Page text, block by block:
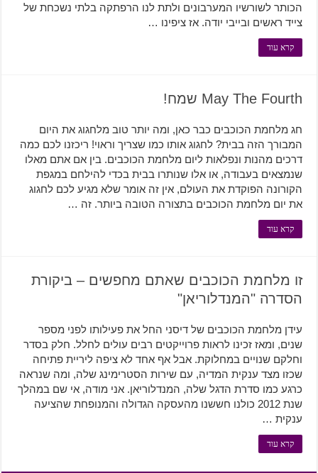
הכותר לשורשיו המערבונים ולתת לנו הרפתקה בלתי נשכחת של
צייד ראשים ובייבי יודה. אז ציפינו …
קרא עוד
May The Fourth שמח!
חג מלחמת הכוכבים כבר כאן, ומה יותר טוב מלחגוג את היום
המבורך הזה בבית? לחגוג אותו כמו שצריך וראוי! ריכזנו לכם כמה
דרכים מהנות ונפלאות ליום מלחמת הכוכבים. בין אם אתם מאלו
שנמצאים בעבודה, או אלו שנותרו בבית בכדי להילחם במגפת
הקורונה הפוקדת את העולם, אין זה אומר שלא מגיע לכם לחגוג
את יום מלחמת הכוכבים בתצורה הטובה ביותר. זה …
קרא עוד
זו מלחמת הכוכבים שאתם מחפשים – ביקורת
הסדרה "המנדלוריאן"
עידן מלחמת הכוכבים של דיסני החל את פעילותו לפני מספר
שנים, ומאז זכינו לראות פרוייקטים רבים עולים לחלל. חלק בסדר
וחלקם שנויים במחלוקת. אבל אף אחד לא ציפה ליריית פתיחה
שכזו מצד ענקית המדיה, עם שירות הסטרימינג שלה, ומה שנראה
כרגע כמו סדרת הדגל שלה, המנדלוריאן. אני מודה, אי שם במהלך
שנת 2012 כולנו חששנו מהעסקה הגדולה והמנופחת שהציעה
ענקית …
קרא עוד